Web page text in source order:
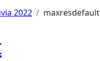
2022 maxresdefault